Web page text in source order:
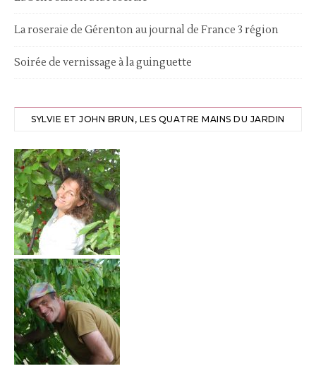
La roseraie de Gérenton au journal de France 3 région
Soirée de vernissage à la guinguette
SYLVIE ET JOHN BRUN, LES QUATRE MAINS DU JARDIN